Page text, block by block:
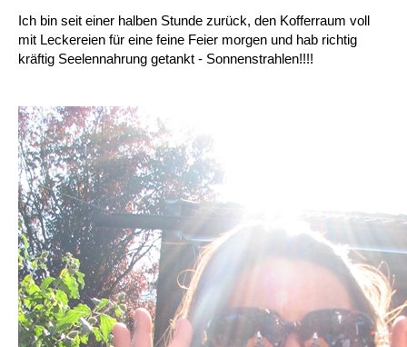
Ich bin seit einer halben Stunde zurück, den Kofferraum voll
mit Leckereien für eine feine Feier morgen und hab richtig
kräftig Seelennahrung getankt - Sonnenstrahlen!!!!